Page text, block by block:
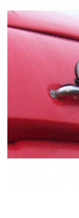
DAF XF Euro 6
Daf XG
Ford
Iveco
TGX
Mercedes Actros
Mercedes Actros MP2
Mercedes Actros MP3